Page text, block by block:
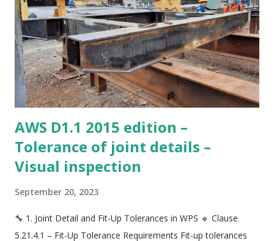
và cần sự chuẩn bị nghiêm túc. Thay vào đó, bạn nên tập
trung tích lũy kinh nghiệm, tìm hiểu thêm về nghề nghiệp,
mục tiêu và xác định rõ vai trò bạn muốn gắn bó trong ngành
cơ khí và kiểm tra chất lượng. 2. Tránh học theo phong trào
Không phải ai có chứng chỉ CSWIP cũng sẽ có công việc ...
AWS D1.1 2015 edition –
Tolerance of joint details –
Visual inspection
September 20, 2023
🔧 1. Joint Detail and Fit-Up Tolerances in WPS 🔹 Clause
5.21.4.1 – Fit-Up Tolerance Requirements Fit-up tolerances